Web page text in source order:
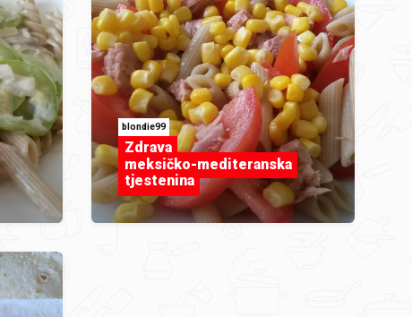
blondie99
Zdrava
meksičko-mediteranska
tjestenina